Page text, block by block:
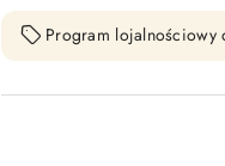
Program lojalnościowy